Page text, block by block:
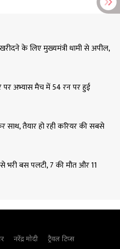
के लिए मुख्यमंत्री धामी से अपील,
पर अभ्यास मैच में 54 रन पर हुई
साथ, तैयार हो रही करियर की सबसे
से भरी बस पलटी, 7 की मौत और 11
नरेंद्र मोदी ट्रैवल टिप्स